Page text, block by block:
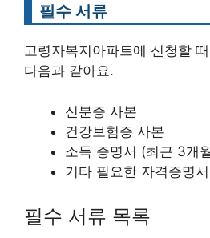
필수 서류
고령자복지아파트에 신청할
다음과 같아요.
신분증 사본
건강보험증 사본
소득 증명서 (최근 3개
기타 필요한 자격증명
필수 서류 목록